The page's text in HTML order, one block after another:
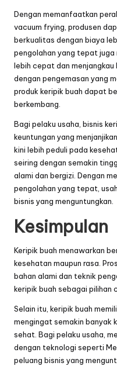
Dengan memanfaatkan
vacuum frying , produsen
berkualitas dengan biaya
pengolahan yang tepat juga
lebih cepat dan menjangkau
dengan pengemasan yang
produk keripik buah dapat
berkembang.
Bagi pelaku usaha , bisnis
keuntungan yang
kini lebih peduli pada
seiring dengan semakin
alami dan bergizi. Dengan
pengolahan yang tepat,
bisnis yang menguntungkan.
Kesimpulan
Keripik buah menawarkan
kesehatan maupun rasa.
bahan alami dan teknik
keripik buah sebagai pilihan
Selain itu, keripik buah
mengingat semakin banyak
sehat. Bagi pelaku usaha,
dengan teknologi seperti
peluang bisnis yang